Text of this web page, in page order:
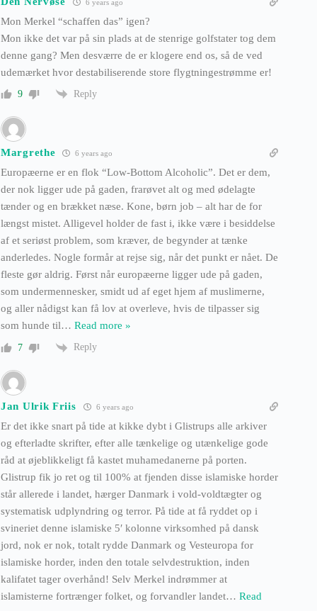
6 years ago
Mon Merkel “schaffen das” igen?
Mon ikke det var på sin plads at de stenrige golfstater tog dem
denne gang? Men desværre de er klogere end os, så de ved
udemærket hvor destabiliserende store flygtningestrømme er!
9 Reply
Margrethe 6 years ago
Europæerne er en flok “Low-Bottom Alcoholic”. Det er dem,
der nok ligger ude på gaden, frarøvet alt og med ødelagte
tænder og en brækket næse. Kone, børn job – alt har de for
længst mistet. Alligevel holder de fast i, ikke være i besiddelse
af et seriøst problem, som kræver, de begynder at tænke
anderledes. Nogle formår at rejse sig, når det punkt er nået. De
fleste gør aldrig. Først når europæerne ligger ude på gaden,
som undermennesker, smidt ud af eget hjem af muslimerne,
og aller nådigst kan få lov at overleve, hvis de tilpasser sig
som hunde til… Read more »
7 Reply
Jan Ulrik Friis 6 years ago
Er det ikke snart på tide at kikke dybt i Glistrups alle arkiver
og efterladte skrifter, efter alle tænkelige og utænkelige gode
råd at øjeblikkeligt få kastet muhamedanerne på porten.
Glistrup fik jo ret og til 100% at fjenden disse islamiske horder
står allerede i landet, hærger Danmark i vold-voldtægter og
systematisk udplyndring og terror. På tide at få ryddet op i
svineriet denne islamiske 5′ kolonne virksomhed på dansk
jord, nok er nok, totalt rydde Danmark og Vesteuropa for
islamiske horder, inden den totale selvdestruktion, inden
kalifatet tager overhånd! Selv Merkel indrømmer at
islamisterne fortrænger folket, og forvandler landet… Read